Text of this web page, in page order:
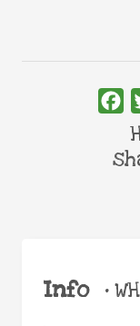
Info •